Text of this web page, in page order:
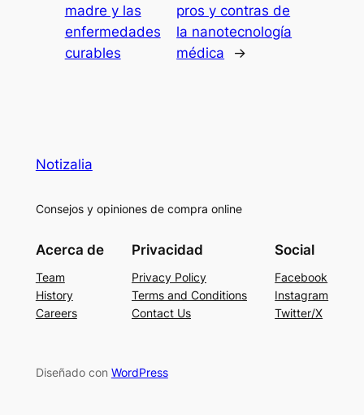
madre y las
enfermedades
curables
pros y contras de
la nanotecnología
médica
→
Notizalia
Consejos y opiniones de compra online
Acerca de
Team
History
Careers
Privacidad
Privacy Policy
Terms and Conditions
Contact Us
Social
Facebook
Instagram
Twitter/X
Diseñado con WordPress